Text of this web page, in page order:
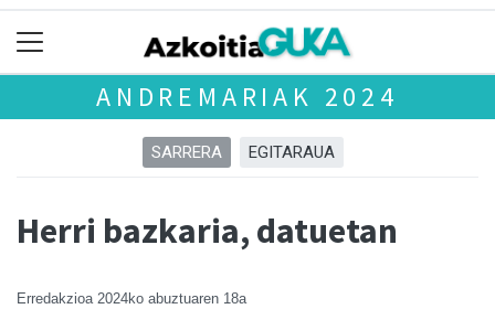
ANDREMARIAK 2024
SARRERA EGITARAUA
Herri bazkaria, datuetan
Erredakzioa 2024ko abuztuaren 18a